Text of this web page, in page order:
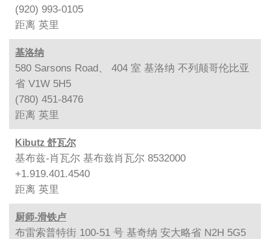
(920) 993-0105
距离 英里
基洛纳
580 Sarsons Road、 404 室 基洛纳 不列颠哥伦比亚
省 V1W 5H5
(780) 451-8476
距离 英里
Kibutz 舒瓦尔
基布兹-肖瓦尔 基布兹肖瓦尔 8532000
+1.919.401.4540
距离 英里
厨师-滑铁卢
布雷索普特街 100-51 号 基奇纳 安大略省 N2H 5G5